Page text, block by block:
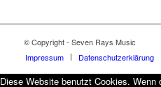
© Copyright - Seven Rays Music
Impressum
Datenschutzerklärung
Diese Website benutzt Cookies.